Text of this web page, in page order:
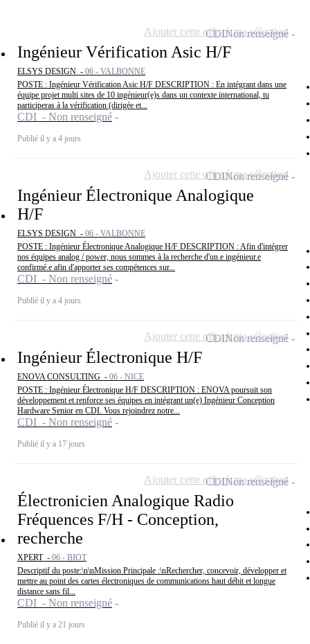
Ingénieur Vérification Asic H/F
ELSYS DESIGN - 06 - VALBONNE
POSTE : Ingénieur Vérification Asic H/F DESCRIPTION : En intégrant dans une
équipe projet multi sites de 10 ingénieur(e)s dans un contexte international, tu
participeras à la vérification (dirigée et...
CDI - Non renseigné
Publié il y a 4 jours
CDINon renseigné
Ajouter cette offre à ma sélection
Ingénieur Électronique Analogique
H/F
ELSYS DESIGN - 06 - VALBONNE
POSTE : Ingénieur Électronique Analogique H/F DESCRIPTION : Afin d'intégrer
nos équipes analog / power, nous sommes à la recherche d'un.e ingénieur.e
confirmé.e afin d'apporter ses compétences sur...
CDI - Non renseigné
Publié il y a 4 jours
CDINon renseigné
Ajouter cette offre à ma sélection
Ingénieur Électronique H/F
ENOVA CONSULTING - 06 - NICE
POSTE : Ingénieur Électronique H/F DESCRIPTION : ENOVA poursuit son
développement et renforce ses équipes en intégrant un(e) Ingénieur Conception
Hardware Senior en CDI. Vous rejoindrez notre...
CDI - Non renseigné
Publié il y a 17 jours
CDINon renseigné
Ajouter cette offre à ma sélection
Électronicien Analogique Radio
Fréquences F/H - Conception,
recherche
XPERT - 06 - BIOT
Descriptif du poste:\n\nMission Principale :\nRechercher, concevoir, développer et
mettre au point des cartes électroniques de communications haut débit et longue
distance sans fil...
CDI - Non renseigné
Publié il y a 21 jours
CDINon renseigné
Ajouter cette offre à ma sélection